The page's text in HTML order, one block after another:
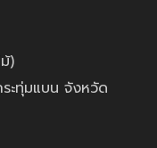
)
ะทุ่มแบน จังหวัด